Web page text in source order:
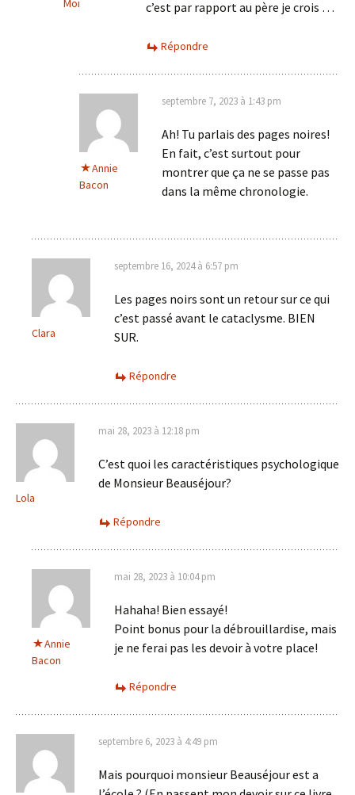
Moi
c’est par rapport au père je crois …
Répondre
Annie
Bacon
septembre 7, 2023 à 1:43 pm
Ah! Tu parlais des pages noires!
En fait, c’est surtout pour
montrer que ça ne se passe pas
dans la même chronologie.
Clara
septembre 16, 2024 à 6:57 pm
Les pages noirs sont un retour sur ce qui
c’est passé avant le cataclysme. BIEN
SUR.
Répondre
Lola
mai 28, 2023 à 12:18 pm
C’est quoi les caractéristiques psychologique
de Monsieur Beauséjour?
Répondre
Annie
Bacon
mai 28, 2023 à 10:04 pm
Hahaha! Bien essayé!
Point bonus pour la débrouillardise, mais
je ne ferai pas les devoir à votre place!
Répondre
septembre 6, 2023 à 4:49 pm
Mais pourquoi monsieur Beauséjour est a